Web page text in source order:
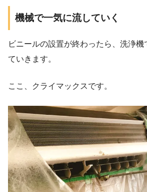
機械で一気に流していく
ビニールの設置が終わったら、洗浄機
ていきます。
ここ、クライマックスです。